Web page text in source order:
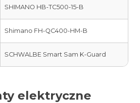
SHIMANO HB-TC500-15-B
Shimano FH-QC400-HM-B
SCHWALBE Smart Sam K-Guard
elektryczne